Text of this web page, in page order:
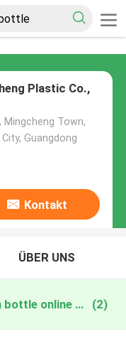
Plastic Co.,
Mingcheng Town,
Guangdong
Kontakt
ÜBER UNS
food grade clear plastic jam bottle online manufacture (2)